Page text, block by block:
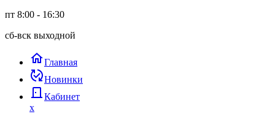
пт 8:00 - 16:30
сб-вск выходной
homeГлавная
published_with_changesНовинки
door_back Кабинет
x